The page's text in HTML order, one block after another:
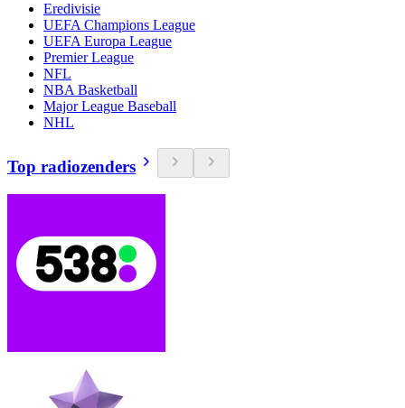
Eredivisie
UEFA Champions League
UEFA Europa League
Premier League
NFL
NBA Basketball
Major League Baseball
NHL
Top radiozenders